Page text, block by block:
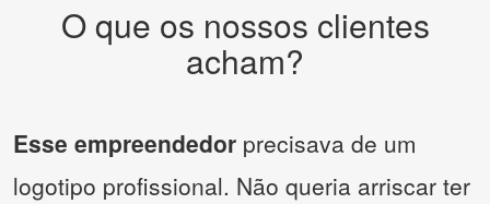
O que os nossos clientes
acham?
Esse empreendedor precisava de um
logotipo profissional. Não queria arriscar ter